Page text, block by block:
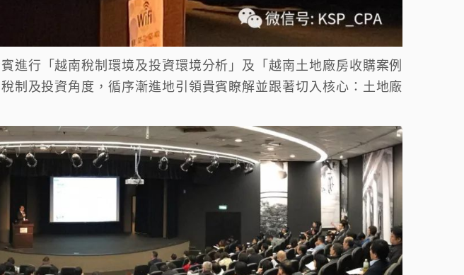
進行「越南稅制環境及投資環境分析」及「越南土地廠房收購案例
制及投資角度，循序漸進地引領貴賓瞭解並跟著切入核心： 土地廠